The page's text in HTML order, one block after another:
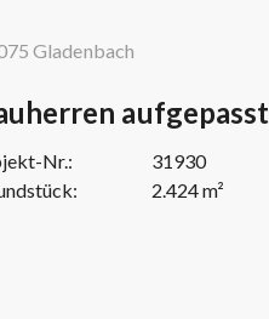
Gladenbach
aufgepasst
Nr.:
31930
2.424 m²